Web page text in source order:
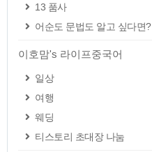
13 품사
어순도 문법도 알고 싶다면?
이호맘's 라이프중국어
일상
여행
웨딩
티스토리 초대장 나눔